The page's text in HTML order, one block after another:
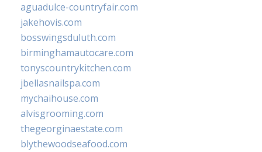
aguadulce-countryfair.com
jakehovis.com
bosswingsduluth.com
birminghamautocare.com
tonyscountrykitchen.com
jbellasnailspa.com
mychaihouse.com
alvisgrooming.com
thegeorginaestate.com
blythewoodseafood.com